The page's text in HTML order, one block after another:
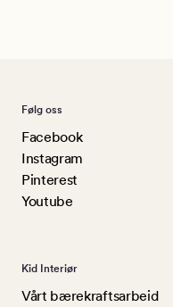
Følg oss
Facebook
Instagram
Pinterest
Youtube
Kid Interiør
Vårt bærekraftsarbeid